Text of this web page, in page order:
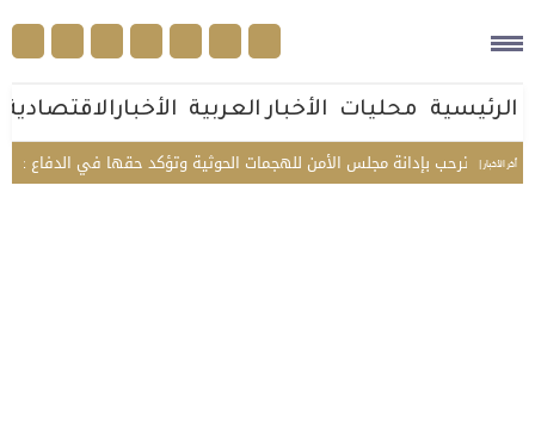
الرئيسية محليات الأخبار العربية الأخبارالاقتصادية
أخر الأخبار |
ترحب بإدانة مجلس الأمن للهجمات الحوثية وتؤكد حقها في الدفاع عن